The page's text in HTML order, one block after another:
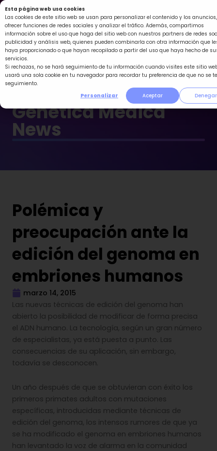
Esta página web usa cookies
Las cookies de este sitio web se usan para personalizar el contenido y los anuncios,
ofrecer funciones de redes sociales y analizar el tráfico. Además, compartimos
información sobre el uso que haga del sitio web con nuestros partners de redes
publicidad y análisis web, quienes pueden combinarla con otra información que
haya proporcionado o que hayan recopilado a partir del uso que haya hecho de
servicios.
Si rechazas, no se hará seguimiento de tu información cuando visites este sitio
usará una sola cookie en tu navegador para recordar tu preferencia de que no se
seguimiento.
Personalizar
Aceptar Denegar
Ir
al
contenido
Genética Médica
News
Polémica y
preocupación ante la
edición del genoma en
embriones humanos
marzo 14, 2015
Las nuevas técnicas de edición del genoma han
abierto la posibilidad de modificar de forma precisa
el ADN humano. La tecnología, según un gran número
de especialistas, ya está puesta a punto. Las
consecuencias de su aplicación, sin embargo,
todavía se desconocen.
Un año después de que se obtuvieran con éxito los
primeros primates adultos con mutaciones
específicas, introducidas mediante técnicas de
edición del genoma, los intensos rumores de que ya
se ha modificado el genoma en embriones humanos
han levantado la voz de alarma en la comunidad